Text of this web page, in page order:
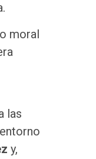
moral
las
y,